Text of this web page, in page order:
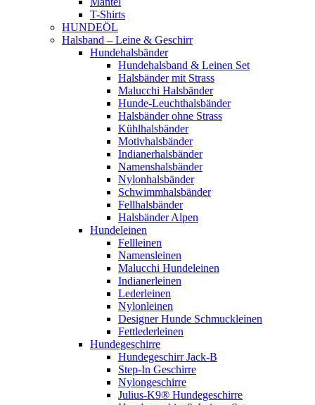
T-Shirts
HUNDEÖL
Halsband – Leine & Geschirr
Hundehalsbänder
Hundehalsband & Leinen Set
Halsbänder mit Strass
Malucchi Halsbänder
Hunde-Leuchthalsbänder
Halsbänder ohne Strass
Kühlhalsbänder
Motivhalsbänder
Indianerhalsbänder
Namenshalsbänder
Nylonhalsbänder
Schwimmhalsbänder
Fellhalsbänder
Halsbänder Alpen
Hundeleinen
Fellleinen
Namensleinen
Malucchi Hundeleinen
Indianerleinen
Lederleinen
Nylonleinen
Designer Hunde Schmuckleinen
Fettlederleinen
Hundegeschirre
Hundegeschirr Jack-B
Step-In Geschirre
Nylongeschirre
Julius-K9® Hundegeschirre